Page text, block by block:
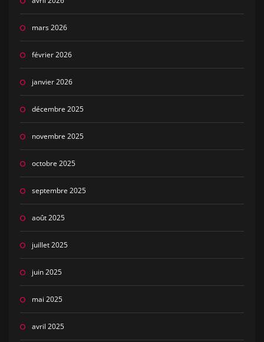
mars 2026
février 2026
janvier 2026
décembre 2025
novembre 2025
octobre 2025
septembre 2025
août 2025
juillet 2025
juin 2025
mai 2025
avril 2025